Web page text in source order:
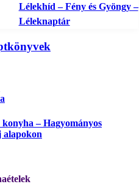
Lélekhíd – Fény és Gyöngy –
Léleknaptár
konyha – Hagyományos
alapokon